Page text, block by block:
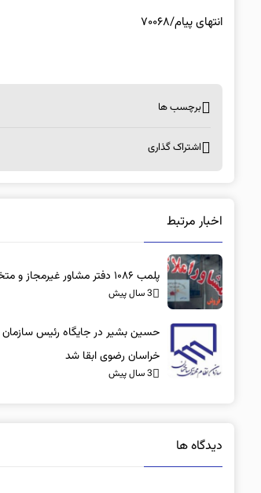
انتهای پیام/۷۰۰۶۸
برچسب ها
اشتراک گذاری
اخبار مرتبط
پلمب ۱۰۸۶ دفتر مشاور غیرمجاز و متخلف املاک در سطح استان
3 سال پیش
حسین بشیر در جایگاه رئیس
خراسان رضوی ابقا شد
3 سال پیش
دیدگاه ها